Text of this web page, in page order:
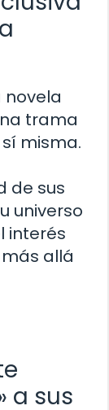
novela
trama
misma.
de sus
universo
interés
allá
a sus